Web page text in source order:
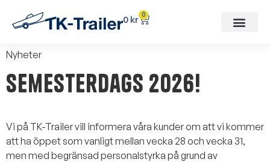
0 kr 0
Nyheter
Semesterdags 2026!
Vi på TK-Trailer vill informera våra kunder om att vi kommer
att ha öppet som vanligt mellan vecka 28 och vecka 31,
men med begränsad personalstyrka på grund av